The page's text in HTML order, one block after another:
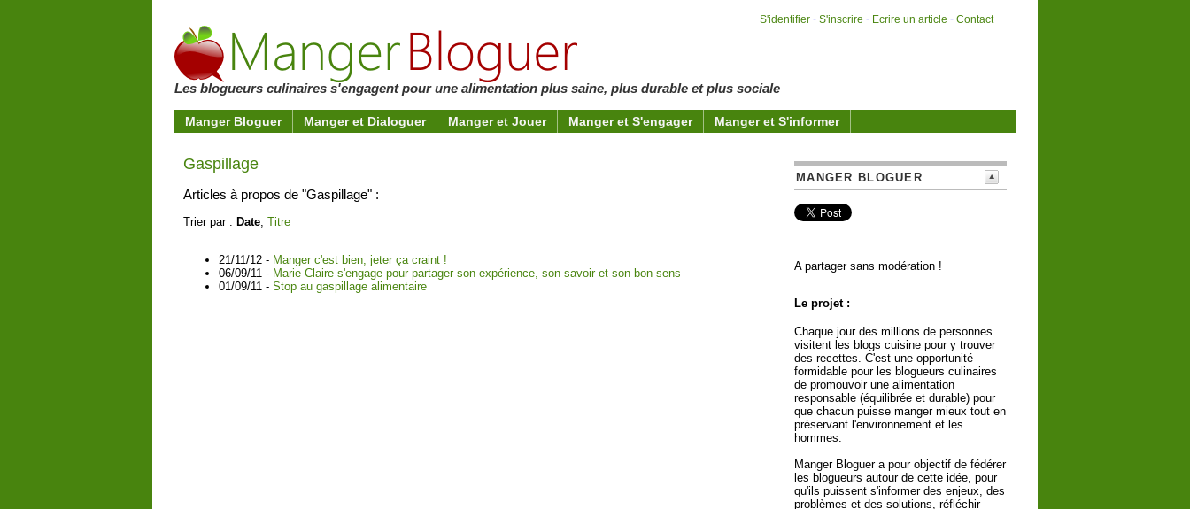
S'identifier - S'inscrire - Ecrire un article - Contact
Les blogueurs culinaires s'engagent pour une alimentation plus saine, plus durable et plus sociale
Manger Bloguer Manger et Dialoguer Manger et Jouer Manger et S'engager Manger et S'informer
Gaspillage
Articles à propos de "Gaspillage" :
Trier par : Date Titre
21/11/12 - Manger c'est bien, jeter ça craint !
06/09/11 - Marie Claire s'engage pour partager son expérience, son savoir et son bon sens
01/09/11 - Stop au gaspillage alimentaire
MANGER BLOGUER
A partager sans modération !
Le projet :
Chaque jour des millions de personnes
visitent les blogs cuisine pour y trouver
des recettes. C'est une opportunité
formidable pour les blogueurs culinaires
de promouvoir une alimentation
responsable (équilibrée et durable) pour
que chacun puisse manger mieux tout en
préservant l'environnement et les
hommes.
Manger Bloguer a pour objectif de fédérer
les blogueurs autour de cette idée, pour
qu'ils puissent s'informer des enjeux, des
problèmes et des solutions, réfléchir